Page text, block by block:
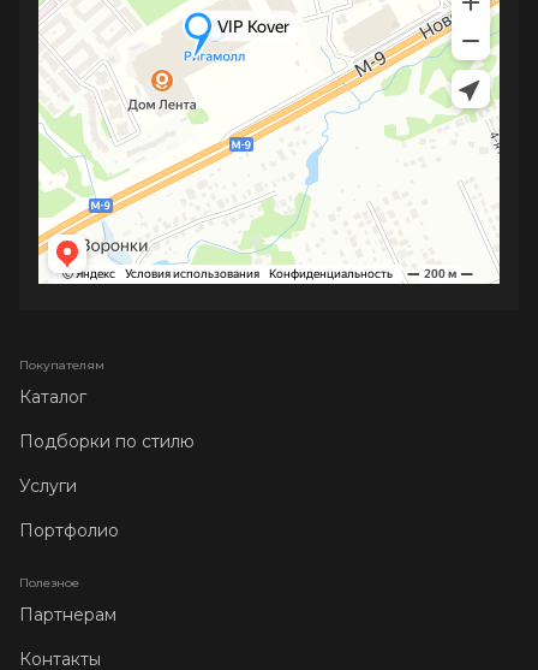
Покупателям
Каталог
Подборки по стилю
Услуги
Портфолио
Полезное
Партнерам
Контакты